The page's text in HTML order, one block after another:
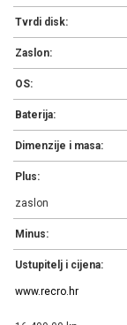
Tvrdi disk:
Zaslon:
OS:
Baterija:
Dimenzije i masa:
Plus:
zaslon
Minus:
Ustupitelj i cijena:
www.recro.hr